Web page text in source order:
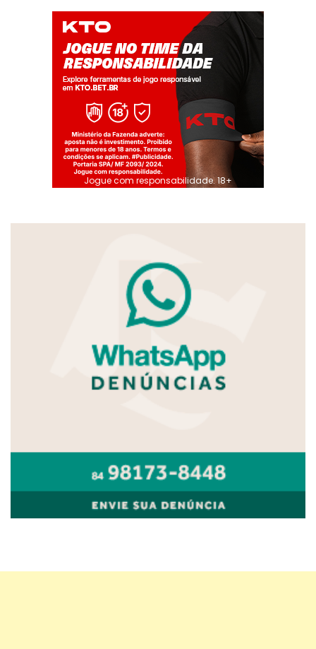
Jogue com responsabilidade. 18+